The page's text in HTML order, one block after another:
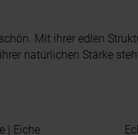
Mit ihrer edlen
natürlichen Stärke
Echtholz Furniere | Eiche